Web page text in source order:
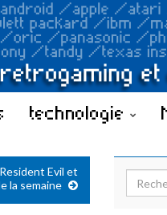
technologie
Evil et
la semaine